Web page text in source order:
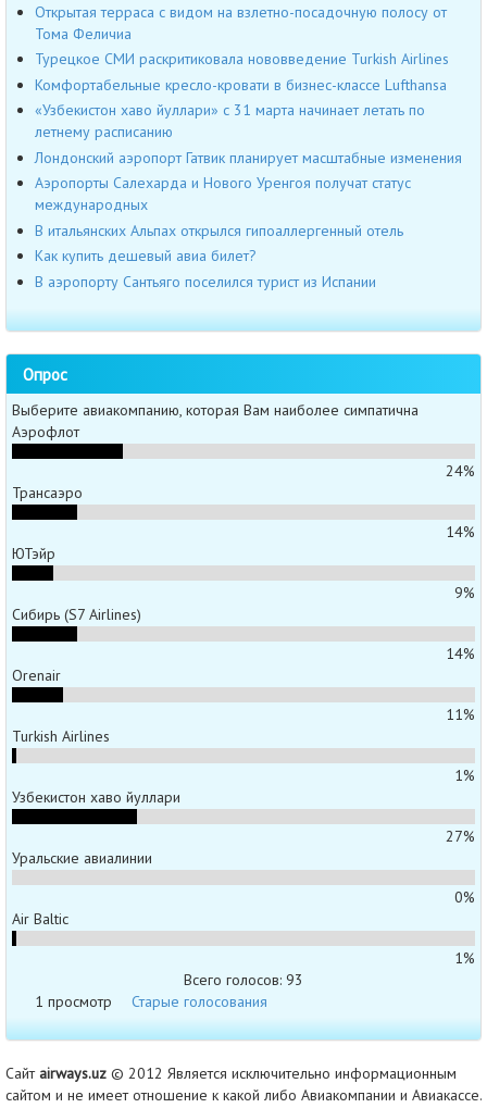
Открытая терраса с видом на взлетно-посадочную полосу от
Тома Феличиа
Турецкое СМИ раскритиковала нововведение Turkish Airlines
Комфортабельные кресло-кровати в бизнес-классе Lufthansa
«Узбекистон хаво йуллари» с 31 марта начинает летать по
летнему расписанию
Лондонский аэропорт Гатвик планирует масштабные изменения
Аэропорты Салехарда и Нового Уренгоя получат статус
международных
В итальянских Альпах открылся гипоаллергенный отель
Как купить дешевый авиа билет?
В аэропорту Сантьяго поселился турист из Испании
Опрос
Выберите авиакомпанию, которая Вам наиболее симпатична
Аэрофлот
24%
Трансаэро
14%
ЮТэйр
9%
Сибирь (S7 Airlines)
14%
Orenair
11%
Turkish Airlines
1%
Узбекистон хаво йуллари
27%
Уральские авиалинии
0%
Air Baltic
1%
Всего голосов: 93
1 просмотр
Старые голосования
Сайтairways.uz © 2012 Является исключительно информационным
сайтом и не имеет отношение к какой либо Авиакомпании и Авиакассе.